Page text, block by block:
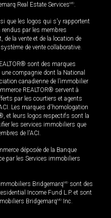
Real Estate ServicesMD.
que les logos qui s'y rapportent
par les membres
de la vente et de la location de
de vente collaborative.
sont des marques
compagnie dont la National
canadienne de l’immobilier
REALTOR® servent à
par les courtiers et agents
Les marques d'homologation
et leurs logos respectifs sont la
les services immobiliers que
de l'ACI.
déposée de la Banque
par les Services immobiliers
BridgemarqMD sont des
Income Fund L.P. et sont
BridgemarqMD Inc.